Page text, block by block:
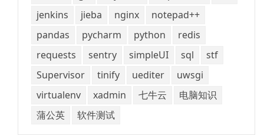
jenkins
jieba nginx
notepad++
pandas
pycharm python
redis
requests
sentry simpleUI sql
stf
Supervisor
tinify uediter
uwsgi
virtualenv
xadmin 七牛云
电脑知识
蒲公英
软件测试